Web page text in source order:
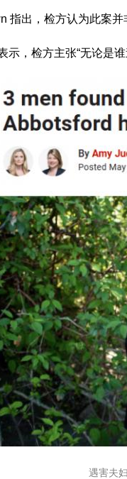
指出，检方认为此案并
示，检方主张“无论是
遇害夫